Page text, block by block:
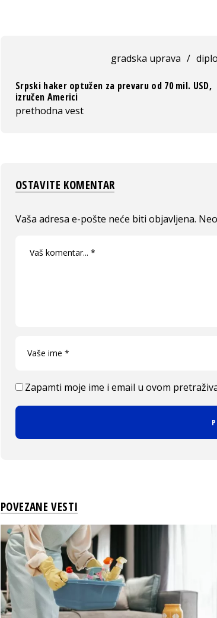
gradska uprava /
Srpski haker optužen za prevaru od 70 mil. USD,
izručen Americi
prethodna vest
OSTAVITE KOMENTAR
Vaša adresa e-pošte neće biti objavljena.
Zapamti moje ime i email u ovom
POVEZANE VESTI